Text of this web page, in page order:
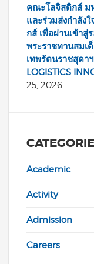
คณะโลจิสติกส์ ม
และร่วมส่งกำลัง
กส์ เพื่อผ่านเข้า
พระราชทานสมเ
เทพรัตนราชสุดา
LOGISTICS
25, 2026
Academic
Activity
Admission
Careers